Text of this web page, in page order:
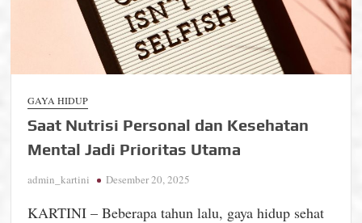
GAYA HIDUP
Saat Nutrisi Personal dan Kesehatan
Mental Jadi Prioritas Utama
admin_kartini Desember 20, 2025
KARTINI – Beberapa tahun lalu, gaya hidup sehat